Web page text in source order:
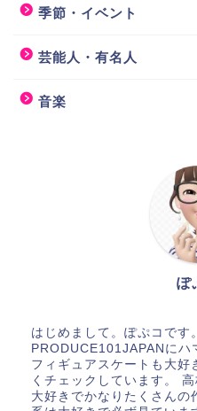
季節・イベント
芸能人・有名人
音楽
ぽ
はじめまして。ぽぷコで
PRODUCE101JAPANにハ
フィギュアスケートも大好
くチェックしています。
大好きでかなりたくさんの